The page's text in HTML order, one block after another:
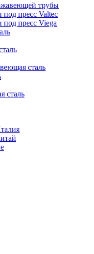
трубы
пресс Valtec
пресс Viega
сталь
сталь